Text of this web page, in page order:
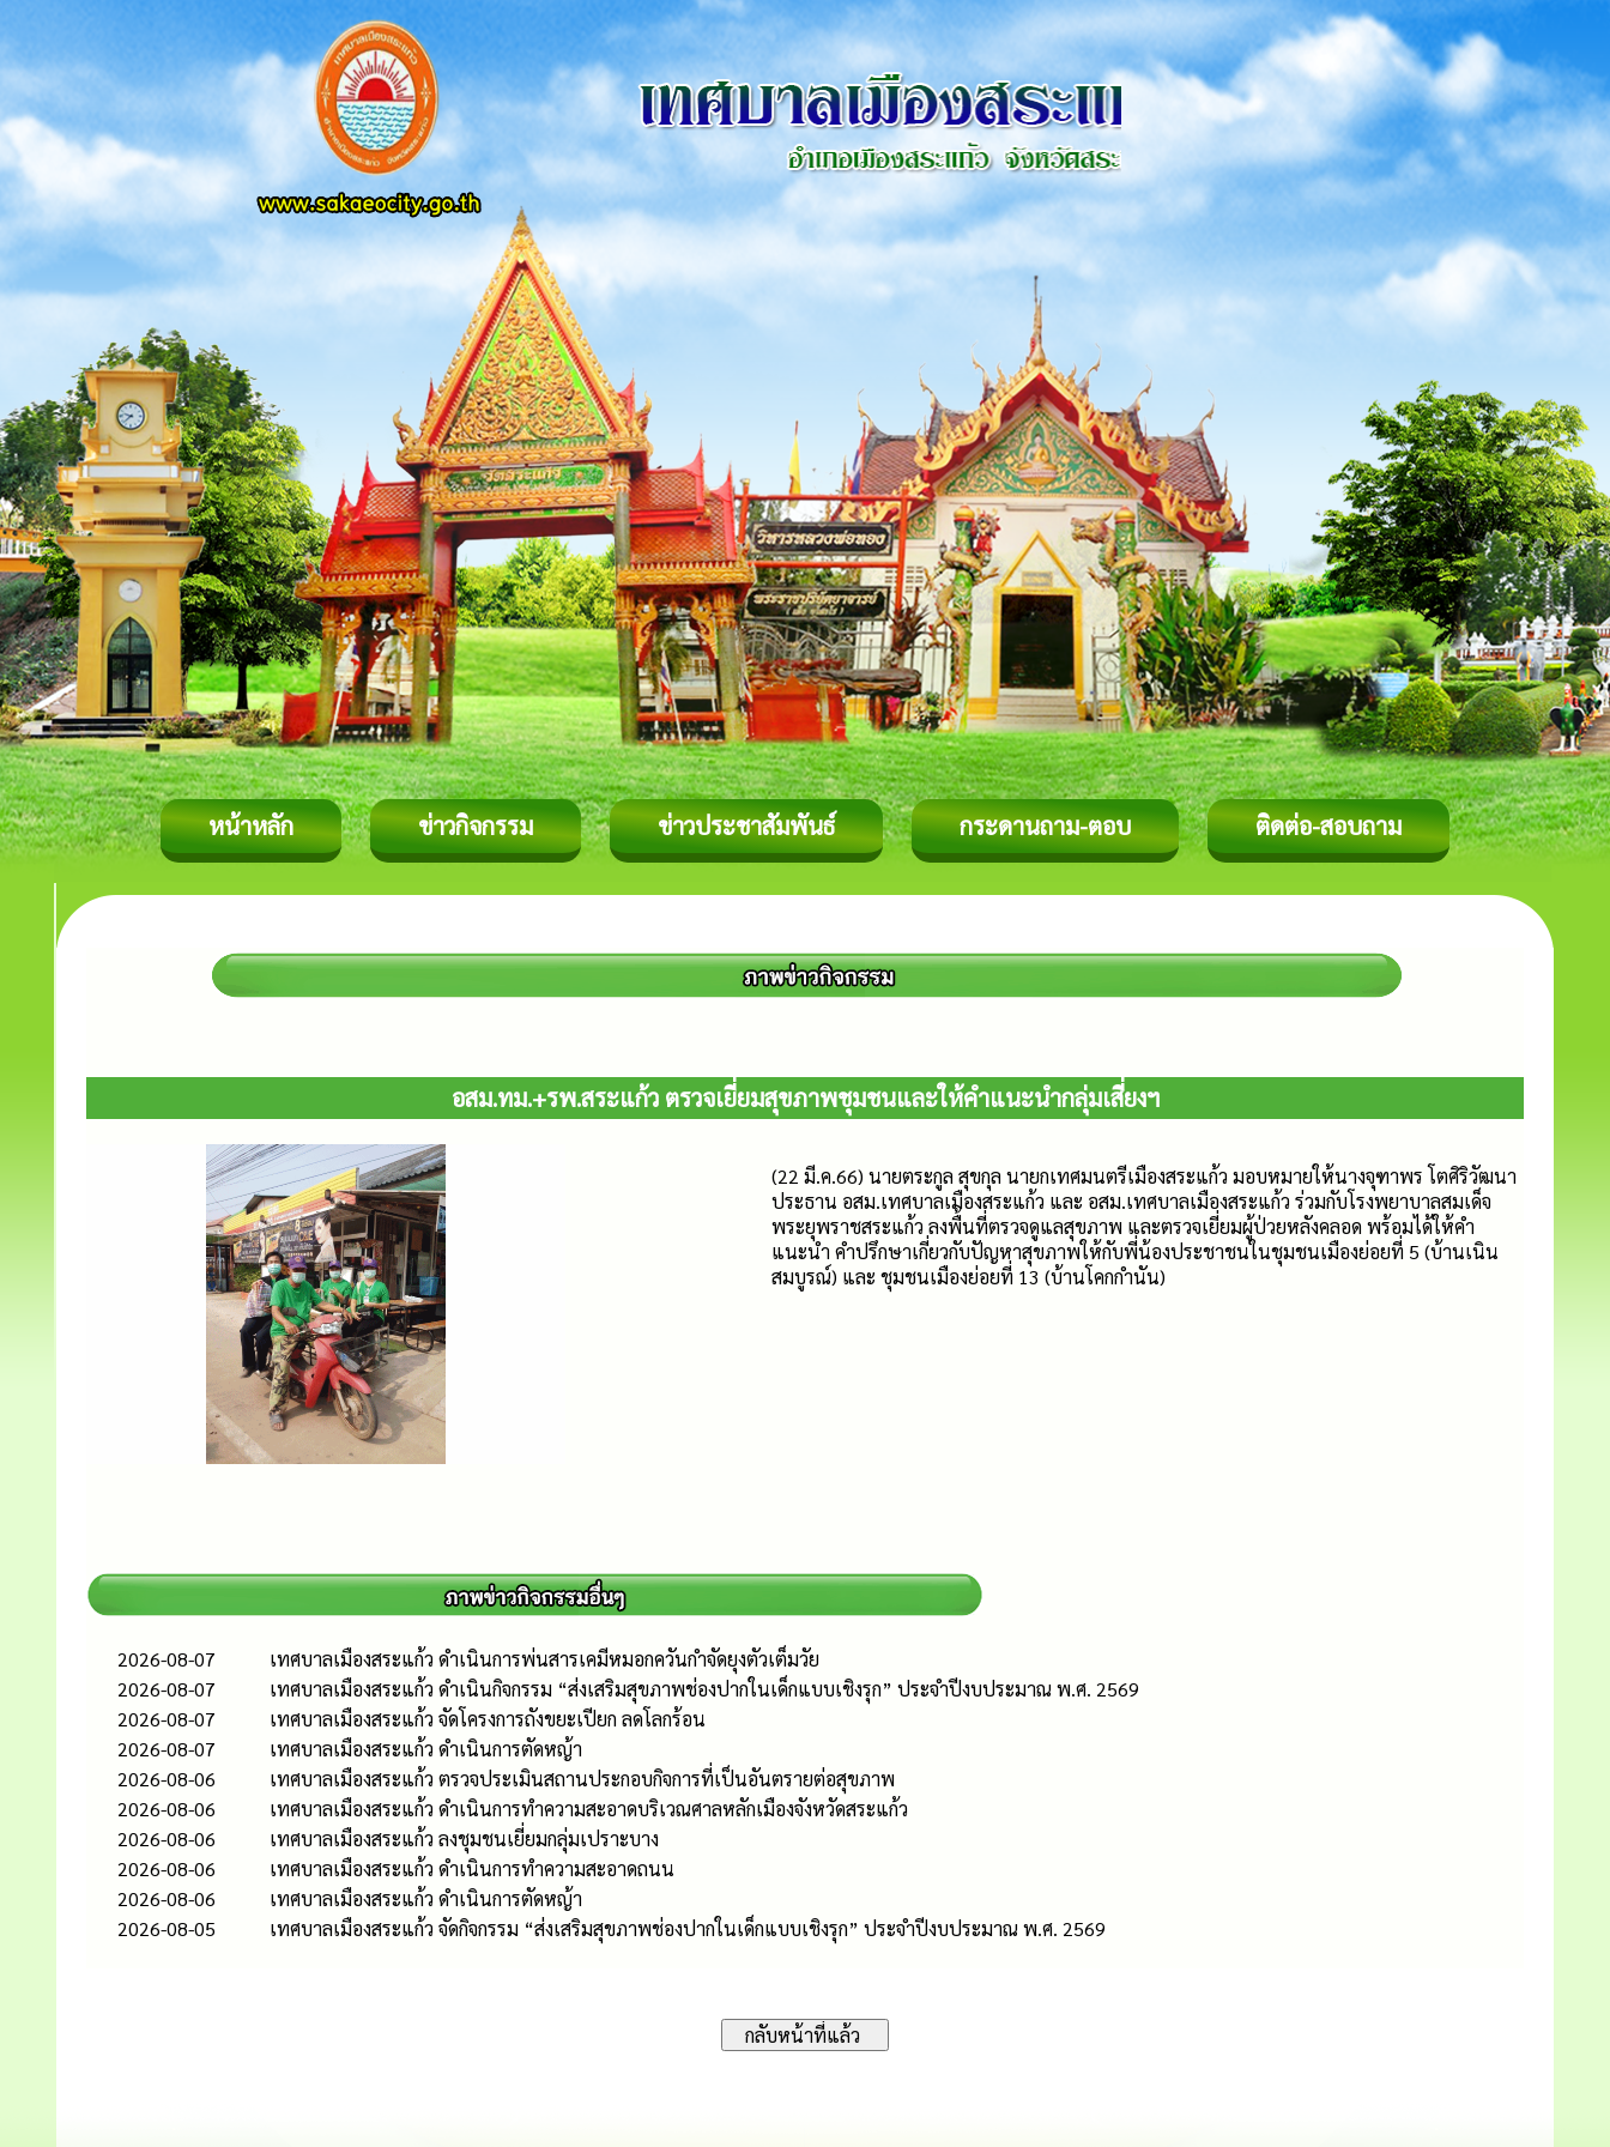
หน้าหลัก ข่าวกิจกรรม ข่าวประชาสัมพันธ์ กระดานถาม-ตอบ ติดต่อ-สอบถาม
อสม.ทม.+รพ.สระแก้ว ตรวจเยี่ยมสุขภาพชุมชนและให้คำแนะนำกลุ่มเสี่ยงฯ
(22 มี.ค.66) นายตระกูล สุขกุล นายกเทศมนตรีเมืองสระแก้ว มอบหมายให้นางจุฑาพร โตศิริวัฒนา
ประธาน อสม.เทศบาลเมืองสระแก้ว และ อสม.เทศบาลเมืองสระแก้ว ร่วมกับโรงพยาบาลสมเด็จ
พระยุพราชสระแก้ว ลงพื้นที่ตรวจดูแลสุขภาพ และตรวจเยี่ยมผู้ป่วยหลังคลอด พร้อมได้ให้คำ
แนะนำ คำปรึกษาเกี่ยวกับปัญหาสุขภาพให้กับพี่น้องประชาชนในชุมชนเมืองย่อยที่ 5 (บ้านเนิน
สมบูรณ์) และ ชุมชนเมืองย่อยที่ 13 (บ้านโคกกำนัน)
2026-08-07
เทศบาลเมืองสระแก้ว ดำเนินการพ่นสารเคมีหมอกควันกำจัดยุงตัวเต็มวัย
2026-08-07
เทศบาลเมืองสระแก้ว ดำเนินกิจกรรม “ส่งเสริมสุขภาพช่องปากในเด็กแบบเชิงรุก” ประจำปีงบประมาณ พ.ศ. 2569
2026-08-07
เทศบาลเมืองสระแก้ว จัดโครงการถังขยะเปียก ลดโลกร้อน
2026-08-07
เทศบาลเมืองสระแก้ว ดำเนินการตัดหญ้า
2026-08-06
เทศบาลเมืองสระแก้ว ตรวจประเมินสถานประกอบกิจการที่เป็นอันตรายต่อสุขภาพ
2026-08-06
เทศบาลเมืองสระแก้ว ดำเนินการทำความสะอาดบริเวณศาลหลักเมืองจังหวัดสระแก้ว
2026-08-06
เทศบาลเมืองสระแก้ว ลงชุมชนเยี่ยมกลุ่มเปราะบาง
2026-08-06
เทศบาลเมืองสระแก้ว ดำเนินการทำความสะอาดถนน
2026-08-06
เทศบาลเมืองสระแก้ว ดำเนินการตัดหญ้า
2026-08-05
เทศบาลเมืองสระแก้ว จัดกิจกรรม “ส่งเสริมสุขภาพช่องปากในเด็กแบบเชิงรุก” ประจำปีงบประมาณ พ.ศ. 2569